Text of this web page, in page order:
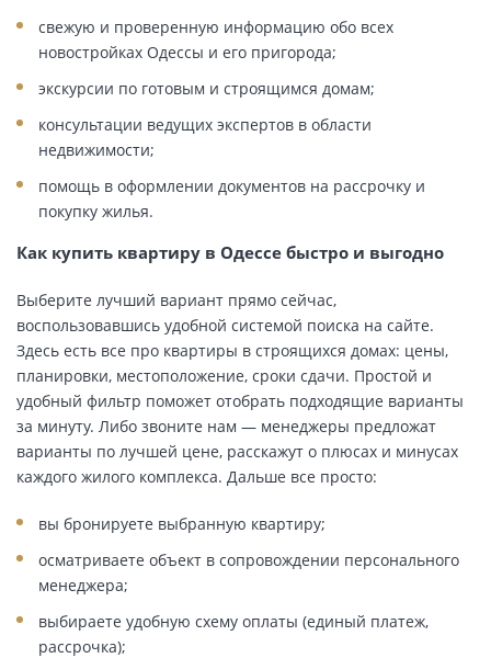
свежую и проверенную информацию обо всех
новостройках Одессы и его пригорода;
экскурсии по готовым и строящимся домам;
консультации ведущих экспертов в области
недвижимости;
помощь в оформлении документов на рассрочку и
покупку жилья.
Как купить квартиру в Одессе быстро и выгодно
Выберите лучший вариант прямо сейчас,
воспользовавшись удобной системой поиска на сайте.
Здесь есть все про квартиры в строящихся домах: цены,
планировки, местоположение, сроки сдачи. Простой и
удобный фильтр поможет отобрать подходящие варианты
за минуту. Либо звоните нам — менеджеры предложат
варианты по лучшей цене, расскажут о плюсах и минусах
каждого жилого комплекса. Дальше все просто:
вы бронируете выбранную квартиру;
осматриваете объект в сопровождении персонального
менеджера;
выбираете удобную схему оплаты (единый платеж,
рассрочка);